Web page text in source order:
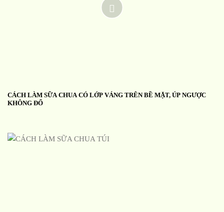
CÁCH LÀM SỮA CHUA CÓ LỚP VÁNG TRÊN BỀ MẶT, ÚP NGƯỢC
KHÔNG ĐỔ